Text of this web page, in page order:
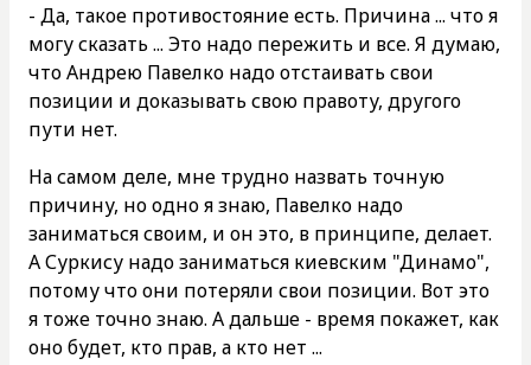
- Да, такое противостояние есть. Причина ... что я
могу сказать ... Это надо пережить и все. Я думаю,
что Андрею Павелко надо отстаивать свои
позиции и доказывать свою правоту, другого
пути нет.
На самом деле, мне трудно назвать точную
причину, но одно я знаю, Павелко надо
заниматься своим, и он это, в принципе, делает.
А Суркису надо заниматься киевским "Динамо",
потому что они потеряли свои позиции. Вот это
я тоже точно знаю. А дальше - время покажет, как
оно будет, кто прав, а кто нет ...